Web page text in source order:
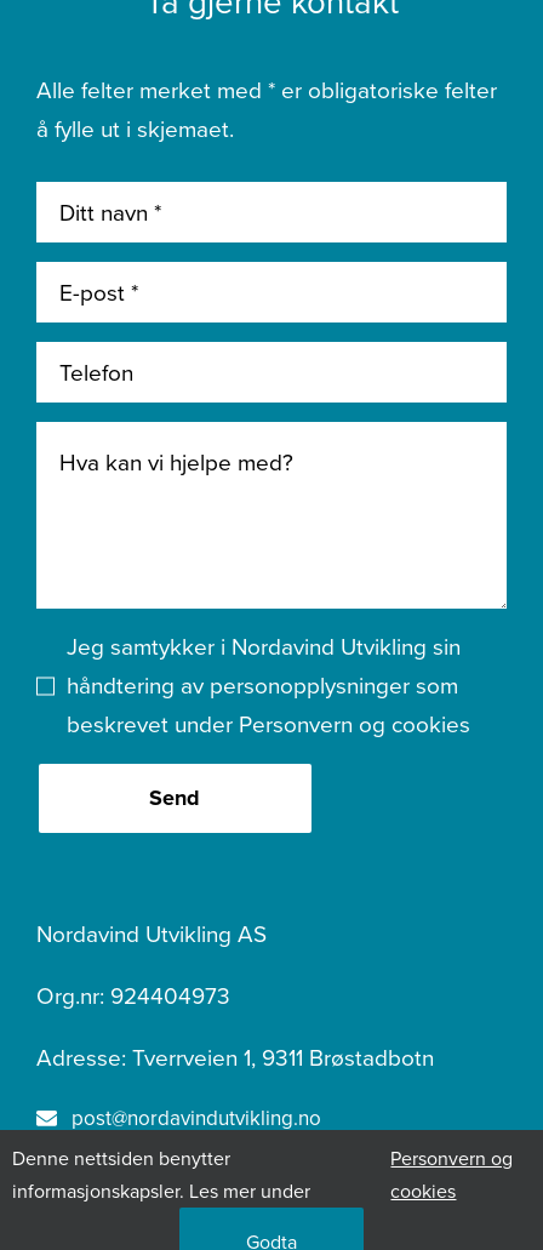
Alle felter merket med * er obligatoriske felter
å fylle ut i skjemaet.
Jeg samtykker i Nordavind Utvikling sin
håndtering av personopplysninger som
beskrevet under Personvern og cookies
Send
Nordavind Utvikling AS
Org.nr: 924404973
Adresse: Tverrveien 1, 9311 Brøstadbotn
post@nordavindutvikling.no
400 07 219
Denne nettsiden benytter
informasjonskapsler. Les mer under
Personvern og
cookies
Godta